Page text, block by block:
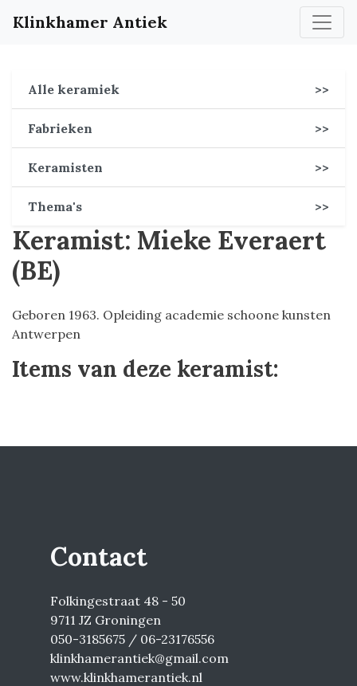
Klinkhamer Antiek
Alle keramiek >>
Fabrieken >>
Keramisten >>
Thema's >>
Keramist: Mieke Everaert
(BE)
Geboren 1963. Opleiding academie schoone kunsten
Antwerpen
Items van deze keramist:
Contact
Folkingestraat 48 - 50
9711 JZ Groningen
050-3185675 / 06-23176556
klinkhamerantiek@gmail.com
www.klinkhamerantiek.nl